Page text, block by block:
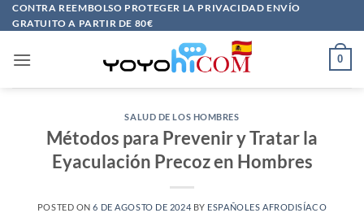
Saltar
al
CONTRA REEMBOLSO PROTEGER LA PRIVACIDAD ENVÍO
GRATUITO A PARTIR DE 80€
0
SALUD DE LOS HOMBRES
Métodos para Prevenir y Tratar la
Eyaculación Precoz en Hombres
POSTED ON6 DE AGOSTO DE 2024 BY ESPAÑOLES AFRODISÍACO